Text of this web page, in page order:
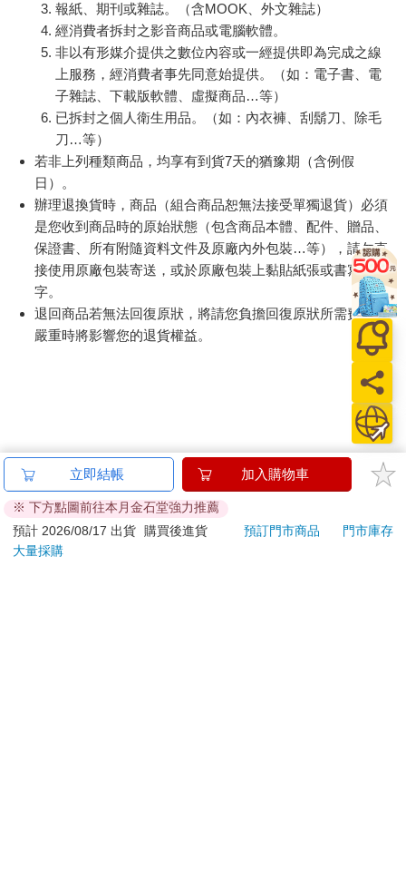
報紙、期刊或雜誌。（含MOOK、外文雜誌）
經消費者拆封之影音商品或電腦軟體。
非以有形媒介提供之數位內容或一經提供即為完成之線
上服務，經消費者事先同意始提供。（如：電子書、電
子雜誌、下載版軟體、虛擬商品…等）
已拆封之個人衛生用品。（如：內衣褲、刮鬍刀、除毛
刀…等）
若非上列種類商品，均享有到貨7天的猶豫期（含例假
日）。
辦理退換貨時，商品（組合商品恕無法接受單獨退貨）必須
是您收到商品時的原始狀態（包含商品本體、配件、贈品、
保證書、所有附隨資料文件及原廠內外包裝…等），請勿直
接使用原廠包裝寄送，或於原廠包裝上黏貼紙張或書寫文
字。
退回商品若無法回復原狀，將請您負擔回復原狀所需費用，
嚴重時將影響您的退貨權益。
立即結帳 加入購物車
※ 下方點圖前往本月金石堂強力推薦
預計 2026/08/17 出貨
購買後進貨 預訂門市商品
門市庫存
大量採購